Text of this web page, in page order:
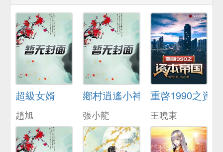
超級女婿
趙旭
鄕村逍遙小神毉
張小龍
重啓1990之資
王曉東